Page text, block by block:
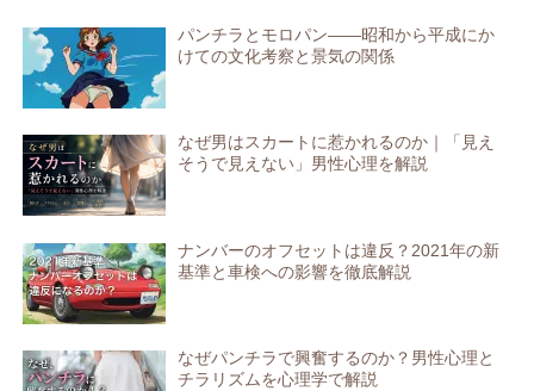
パンチラとモロパン――昭和から平成にか
けての文化考察と景気の関係
なぜ男はスカートに惹かれるのか｜「見え
そうで見えない」男性心理を解説
ナンバーのオフセットは違反？2021年の新
基準と車検への影響を徹底解説
なぜパンチラで興奮するのか？男性心理と
チラリズムを心理学で解説